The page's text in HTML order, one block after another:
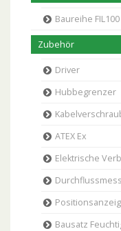
Baureihe
Zubehör
Driver
Hubbegrenzer
ATEX Ex
Elektrische
Bausatz